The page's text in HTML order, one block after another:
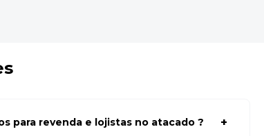
para revenda e lojistas no atacado ?